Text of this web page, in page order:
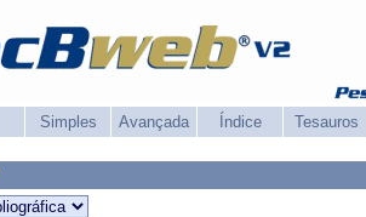
Simples Avançada Índice Tesauros